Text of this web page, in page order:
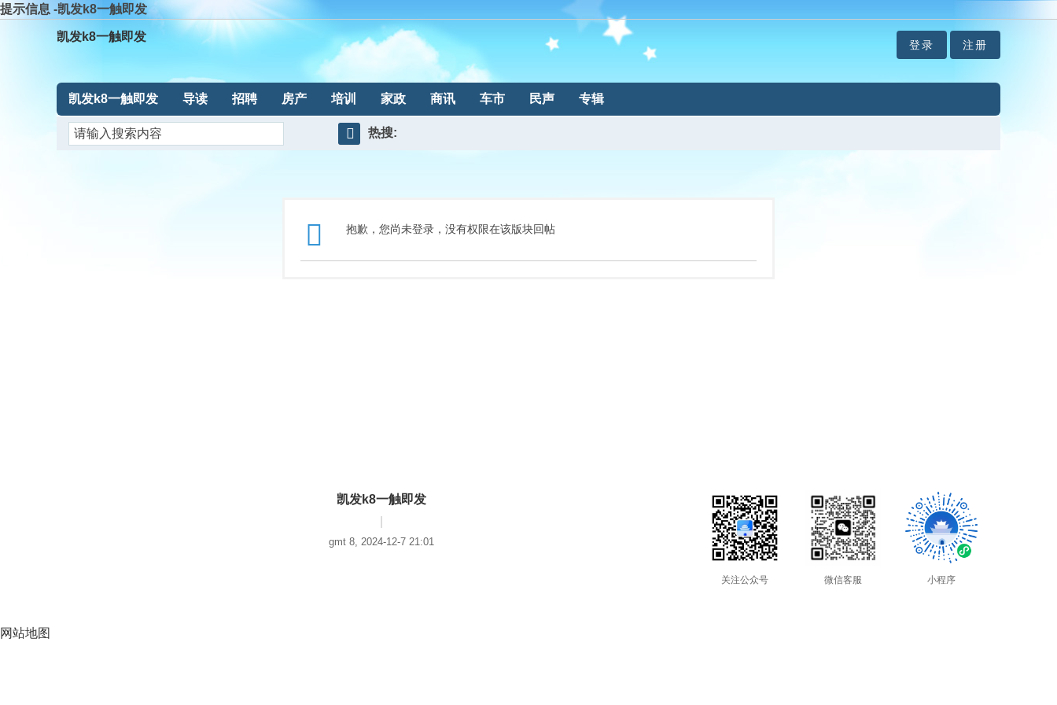
提示信息 -凯发k8一触即发
凯发k8一触即发
登录 注册
凯发k8一触即发 导读 招聘 房产 培训 家政 商讯 车市 民声 专辑
热搜:
抱歉，您尚未登录，没有权限在该版块回帖
关注公众号 微信客服 小程序
凯发k8一触即发
gmt 8, 2024-12-7 21:01
网站地图